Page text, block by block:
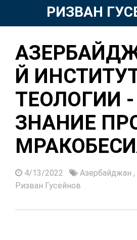
РИЗВАН
Й
ТЕОЛОГИИ -
ЗНАНИЕ
4/13/2022 Азербайджан ,
Ризван Гусейнов